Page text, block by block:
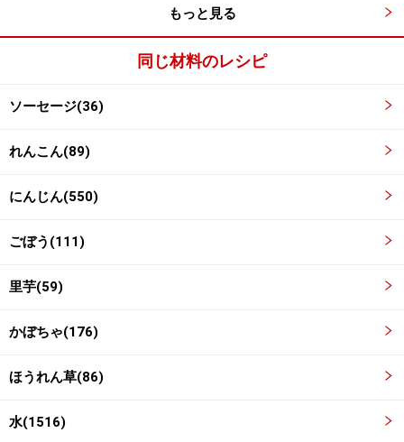
ごぼうからさっと炒める
ごぼう全体に油が回るように、さっと炒めます。
もっと見る
同じ材料のレシピ
ソーセージ(36)
れんこん(89)
にんじん(550)
ごぼう(111)
里芋(59)
かぼちゃ(176)
ほうれん草(86)
水(1516)